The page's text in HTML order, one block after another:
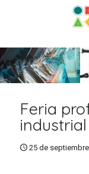
Feria
25 de